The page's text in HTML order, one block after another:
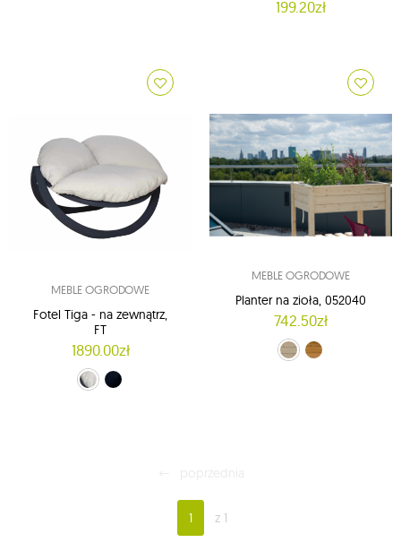
199.20zł
MEBLE OGRODOWE
Fotel Tiga - na zewnątrz,
FT
1890.00zł
kremowy (FT)
grafitowy (FTS)
MEBLE OGRODOWE
Planter na zioła, 052040
742.50zł
świerk (01)
modrzewiowy (02)
1 z 1